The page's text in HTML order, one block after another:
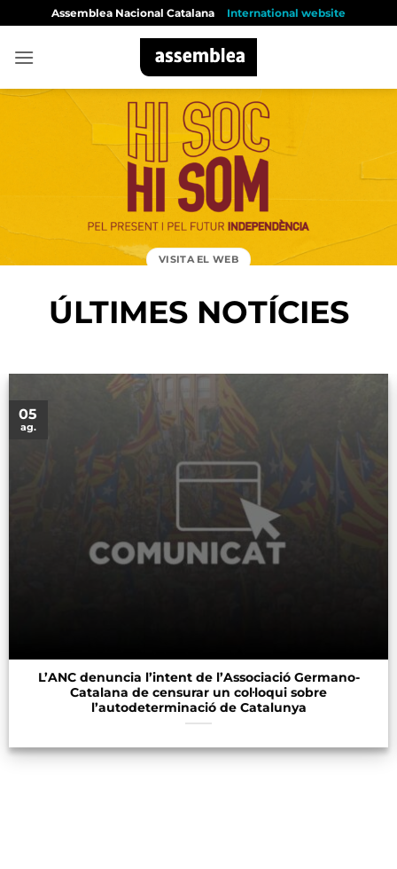
content
Assemblea Nacional Catalana International website
VISITA EL WEB
ÚLTIMES NOTÍCIES
L’ANC denuncia l’intent de l’Associació Germano-
Catalana de censurar un col·loqui sobre
l’autodeterminació de Catalunya
05
ag.